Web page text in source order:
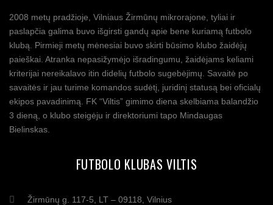
2008 metų pradžioje, Vilniaus Žirmūnų mikrorajone, tyliai ir
paslapčia galima buvo išgirsti gandų apie bene kuriamą futbolo
klubą. Pirmieji metų mėnesiai buvo skirti būsimo klubo žaidėjų
paieškai. Atranka nepasižymėjo išradingumu, žaidėjams keliami
kriterijai nereikalavo itin didelių futbolo sugebėjimų. Savaitė po
savaitės ir jau turime komandos sudėtį, juridinį statusą bei oficialų
ekipos pavadinimą. FK “Viltis” gimimo diena skelbiama balandžio
3 dieną, o klubo steigėju ir direktoriumi tapo Mindaugas
Bielinskas.
FUTBOLO KLUBAS VILTIS
Žirmūnų g. 117-5, LT – 09118, Vilnius